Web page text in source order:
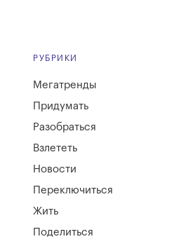
РУБРИКИ
Мегатренды
Придумать
Разобраться
Взлететь
Новости
Переключиться
Жить
Поделиться